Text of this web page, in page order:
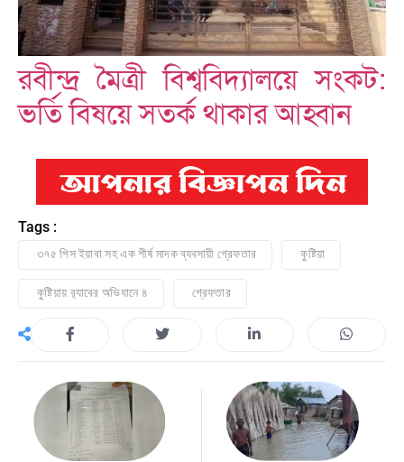
রবীন্দ্র মৈত্রী বিশ্ববিদ্যালয়ে সংকট:
ভর্তি বিষয়ে সতর্ক থাকার আহ্বান
Tags :
৩৭৫ পিস ইয়াবা সহ এক শীর্ষ মাদক ব্যবসায়ী গ্রেফতার কুষ্টিয়া
কুষ্টিয়ায় র‍্যাবের অভিযানে ৪ গ্রেফতার